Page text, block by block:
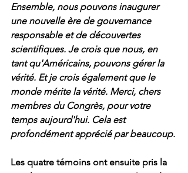
Ensemble, nous pouvons inaugurer
une nouvelle ère de gouvernance
responsable et de découvertes
scientifiques. Je crois que nous, en
tant qu'Américains, pouvons gérer la
vérité. Et je crois également que le
monde mérite la vérité. Merci, chers
membres du Congrès, pour votre
temps aujourd'hui. Cela est
profondément apprécié par beaucoup.
Les quatre témoins ont ensuite pris la